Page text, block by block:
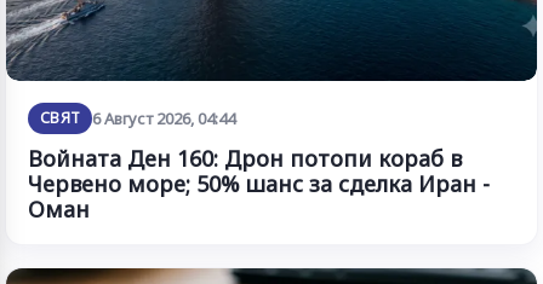
СВЯТ 6 Август 2026, 04:44
Войната Ден 160: Дрон потопи кораб в
Червено море; 50% шанс за сделка Иран -
Оман